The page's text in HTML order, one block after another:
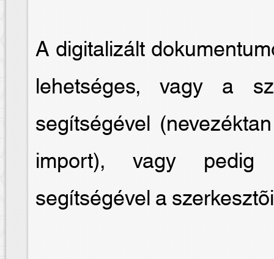
A digitalizált
lehetséges, vagy a
segítségével
import), vagy
segítségével a